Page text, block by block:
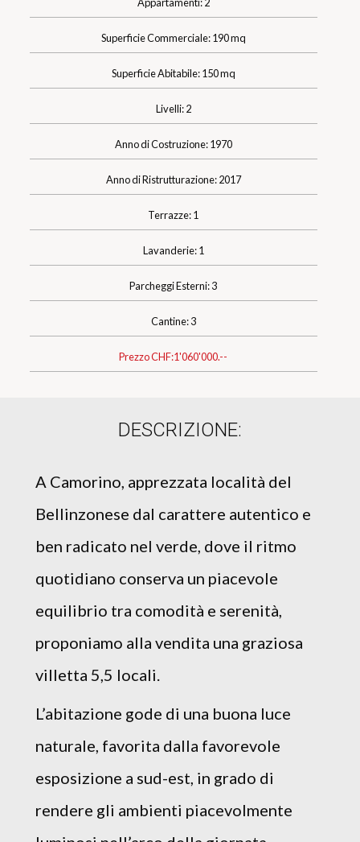
Superficie Commerciale: 190 mq
Superficie Abitabile: 150 mq
Livelli: 2
Anno di Costruzione: 1970
Anno di Ristrutturazione: 2017
Terrazze: 1
Lavanderie: 1
Parcheggi Esterni: 3
Cantine: 3
Prezzo CHF:1'060'000.--
DESCRIZIONE:
A Camorino, apprezzata località del
Bellinzonese dal carattere autentico e
ben radicato nel verde, dove il ritmo
quotidiano conserva un piacevole
equilibrio tra comodità e serenità,
proponiamo alla vendita una graziosa
villetta 5,5 locali.
L’abitazione gode di una buona luce
naturale, favorita dalla favorevole
esposizione a sud-est, in grado di
rendere gli ambienti piacevolmente